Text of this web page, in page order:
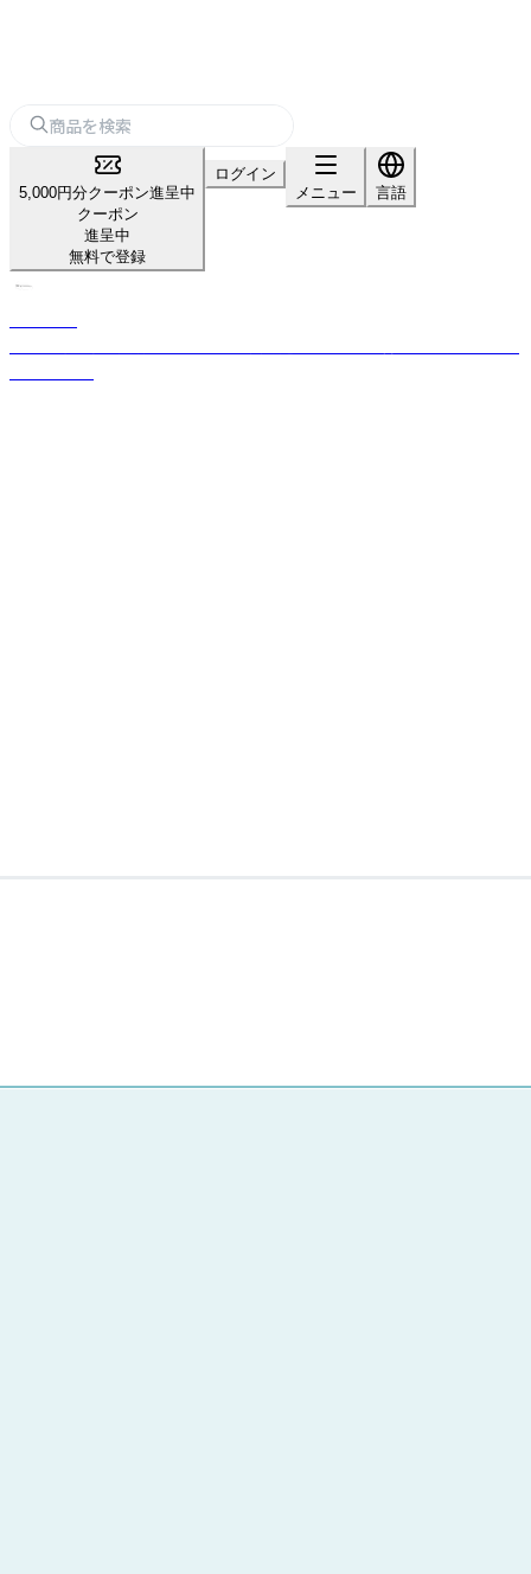
5,000円分クーポン進呈中
クーポン
進呈中
無料で登録
ログイン
メニュー
言語